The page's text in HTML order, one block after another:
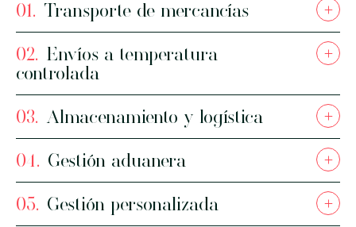
01. Transporte de mercancías +
02. Envíos a temperatura
controlada
+
03. Almacenamiento y logística +
04. Gestión aduanera +
05. Gestión personalizada +
2
urgente
Transporte
seguro